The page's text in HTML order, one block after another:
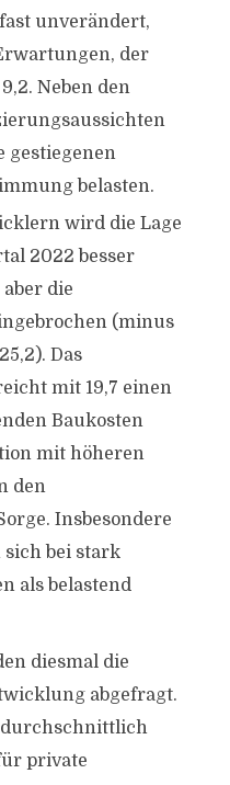
unverändert,
der
Neben den
gestiegenen
belasten.
wird die Lage
2022 besser
die
(minus
Das
mit 19,7 einen
Baukosten
mit höheren
den
Insbesondere
bei stark
als belastend
diesmal die
abgefragt.
durchschnittlich
private